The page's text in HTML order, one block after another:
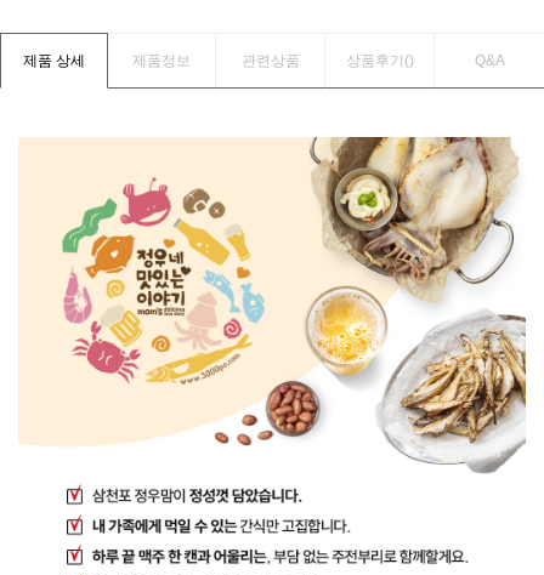
제품 상세 제품정보 관련상품 상품후기() Q&A